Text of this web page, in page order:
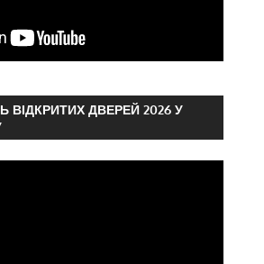
ВІДКРИТИХ ДВЕРЕЙ 2026 У